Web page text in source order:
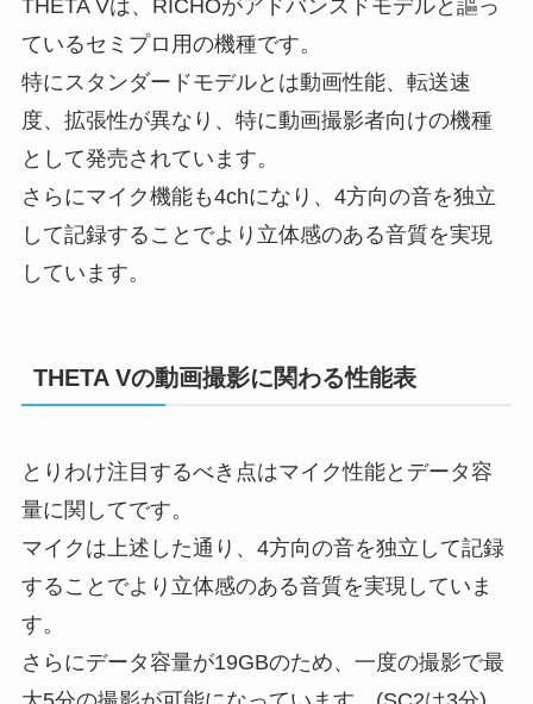
THETA Vは、RICHOがアドバンスドモデルと謳っ
ているセミプロ用の機種です。
特にスタンダードモデルとは動画性能、転送速
度、拡張性が異なり、特に動画撮影者向けの機種
として発売されています。
さらにマイク機能も4chになり、4方向の音を独立
して記録することでより立体感のある音質を実現
しています。
THETA Vの動画撮影に関わる性能表
とりわけ注目するべき点はマイク性能とデータ容
量に関してです。
マイクは上述した通り、4方向の音を独立して記録
することでより立体感のある音質を実現していま
す。
さらにデータ容量が19GBのため、一度の撮影で最